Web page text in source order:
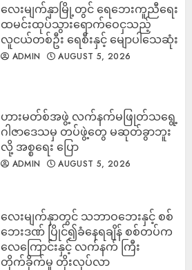
လေးမျက်နှာမြို့တွင် ရေဘေးကူညီရေး
ထမင်းထုပ်သွားရောက်ဝေငှသည့်
လူငယ်တစ်ဦး ရေစီးနှင့် မျောပါသေဆုံး
ADMIN AUGUST 5, 2026
ဟားမတ်စ်အဖွဲ့ လက်နက်မဖြုတ်သရွေ့
ဂါဇာဒေသမှ တပ်ဖွဲ့တွေ မဆုတ်ခွာဘူး
လို့ အစ္စရေး ပြော
ADMIN AUGUST 5, 2026
‎လေးမျက်နှာတွင် သဘာဝဘေးနှင့် စစ်
ဘေးဒဏ် ပြိုင်၍ခံနေရချိန် စစ်တပ်က
လေကြောင်းနှင့် လက်နက် ကြီး
တိုက်ခိုက်မှု တိုးလုပ်လာ